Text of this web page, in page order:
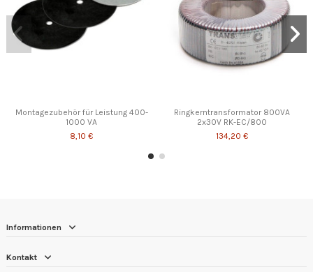
Montagezubehör für Leistung 400-
1000 VA
8,10 €
Ringkerntransformator 800VA
2x30V RK-EC/800
134,20 €
Informationen
Kontakt